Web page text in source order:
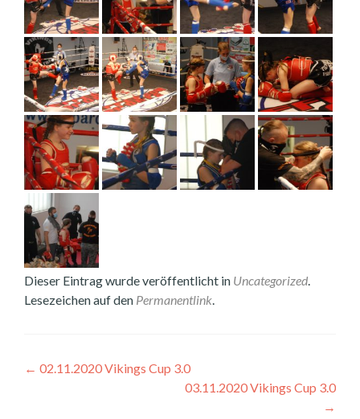
Dieser Eintrag wurde veröffentlicht in Uncategorized.
Lesezeichen auf den Permanentlink.
Beitragsnavigation
← 02.11.2020 Vikings Cup 3.0
03.11.2020 Vikings Cup 3.0
→